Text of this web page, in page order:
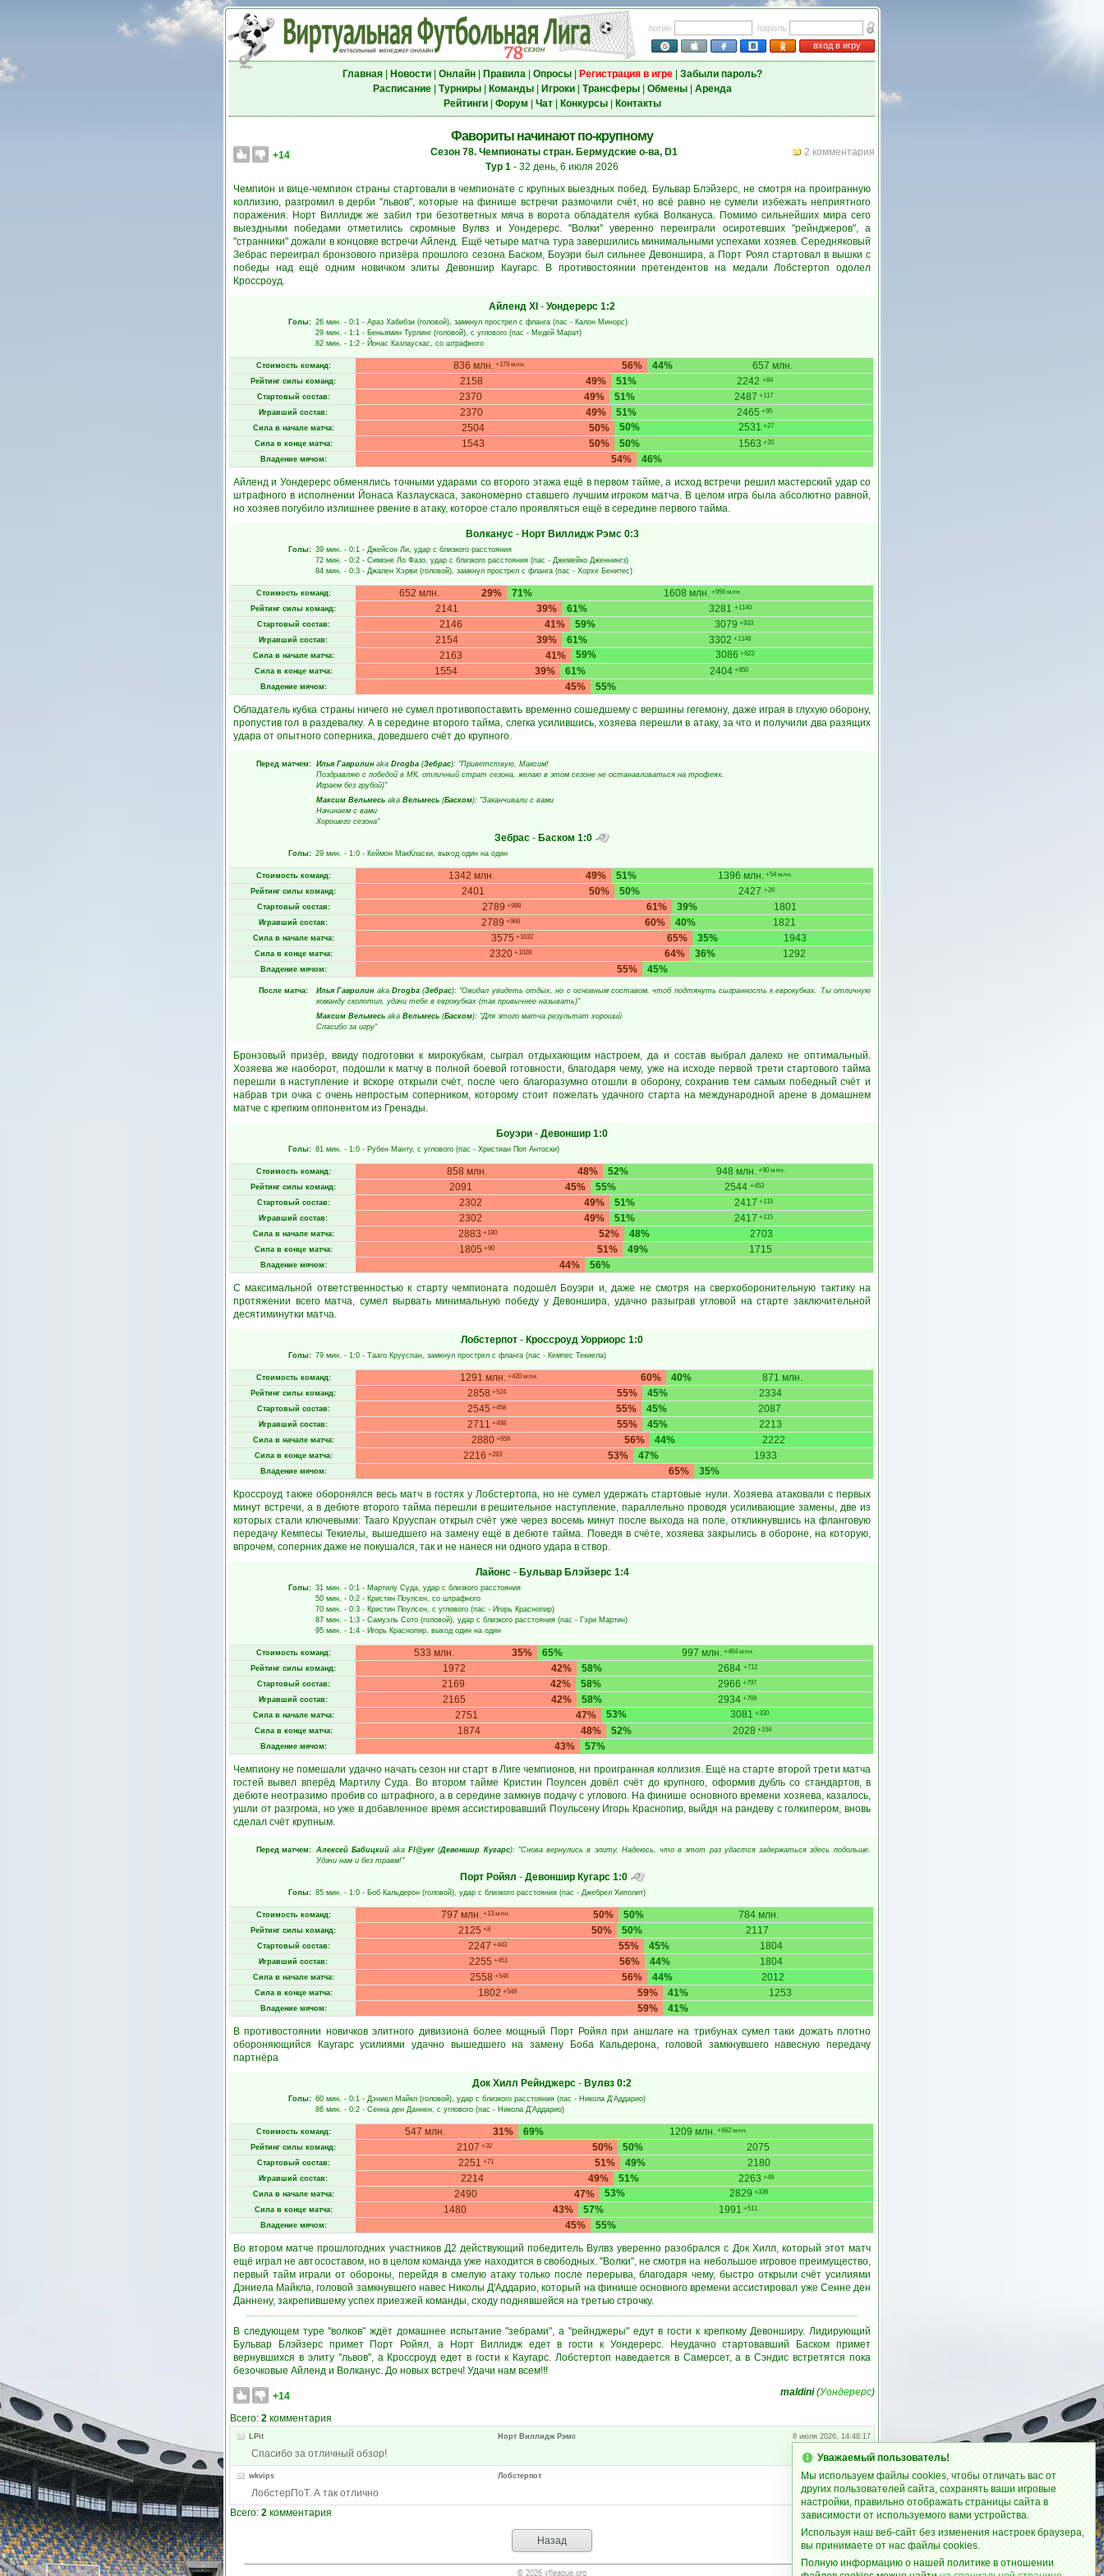
логин
пароль
вход в игру
Главная| Новости| Онлайн| Правила| Опросы| Регистрация в игре| Забыли пароль?
Расписание| Турниры| Команды| Игроки| Трансферы| Обмены| Аренда
Рейтинги| Форум Чат| Конкурсы| Контакты
Фавориты начинают по-крупному
+14 2 комментария
Сезон 78. Чемпионаты стран. Бермудские о-ва, D1
Тур 1 - 32 день, 6 июля 2026
Чемпион и вице-чемпион страны стартовали в чемпионате с крупных выездных побед. Бульвар Блэйзерс, не смотря на проигранную
коллизию, разгромил в дерби "львов", которые на финише встречи размочили счёт, но всё равно не сумели избежать неприятного
поражения. Норт Виллидж же забил три безответных мяча в ворота обладателя кубка Волкануса. Помимо сильнейших мира сего
выездными победами отметились скромные Вулвз и Уондерерс. "Волки" уверенно переиграли осиротевших "рейнджеров", а
"странники" дожали в концовке встречи Айленд. Ещё четыре матча тура завершились минимальными успехами хозяев. Середняковый
Зебрас переиграл бронзового призёра прошлого сезона Баском, Боуэри был сильнее Девоншира, а Порт Роял стартовал в вышки с
победы над ещё одним новичком элиты Девоншир Каугарс. В противостоянии претендентов на медали Лобстертоп одолел
Кроссроуд.
Айленд ХІ - Уондерерс 1:2
Голы: 26 мин. - 0:1 - Араз Хабибзи (головой), замкнул прострел с фланга (пас - Калон Минорс)
29 мин. - 1:1 - Беньямин Турлинг (головой), с углового (пас - Медей Марат)
82 мин. - 1:2 - Йонас Казлаускас, со штрафного
Стоимость команд: 56%
836 млн. +179 млн. 44% 657 млн.
Рейтинг силы команд: 49%
2158 51% 2242 +84
Стартовый состав: 49%
2370 51% 2487 +117
Игравший состав: 49%
2370 51% 2465 +95
Сила в начале матча: 50%
2504 50% 2531 +27
Сила в конце матча: 50%
1543 50% 1563 +20
Владение мячом: 54%
46%
Айленд и Уондерерс обменялись точными ударами со второго этажа ещё в первом тайме, а исход встречи решил мастерский удар со
штрафного в исполнении Йонаса Казлаускаса, закономерно ставшего лучшим игроком матча. В целом игра была абсолютно равной,
но хозяев погубило излишнее рвение в атаку, которое стало проявляться ещё в середине первого тайма.
Волканус- Норт Виллидж Рэмс 0:3
Голы: 39 мин. - 0:1 - Джейсон Ли, удар с близкого расстояния
72 мин. - 0:2 - Симоне Ло Фазо, удар с близкого расстояния (пас - Джемейко Дженнингз)
84 мин. - 0:3 - Джален Хэрви (головой), замкнул прострел с фланга (пас - Хорхе Бенитес)
Стоимость команд: 29%
652 млн. 71% 1608 млн. +956 млн.
Рейтинг силы команд: 39%
2141 61% 3281 +1140
Стартовый состав: 41%
2146 59% 3079 +933
Игравший состав: 39%
2154 61% 3302 +1148
Сила в начале матча: 41%
2163 59% 3086 +923
Сила в конце матча: 39%
1554 61% 2404 +850
Владение мячом: 45%
55%
Обладатель кубка страны ничего не сумел противопоставить временно сошедшему с вершины гегемону, даже играя в глухую оборону,
пропустив гол в раздевалку. А в середине второго тайма, слегка усилившись, хозяева перешли в атаку, за что и получили два разящих
удара от опытного соперника, доведшего счёт до крупного.
Перед матчем: Илья Гаврилин aka Drogba (Зебрас): "Приветствую, Максим!
Поздравляю с победой в МК, отличный страт сезона, желаю в этом сезоне не останавливаться на трофеях.
Играем без грубой)"
Максим Вельмесь aka Вельмесь (Баском): "Заканчивали с вами
Начинаем с вами
Хорошего сезона"
Зебрас - Баском 1:0
Голы: 29 мин. - 1:0 - Кеймон МакКласки, выход один на один
Стоимость команд: 49%
1342 млн. 51% 1396 млн. +54 млн.
Рейтинг силы команд: 50%
2401 50% 2427 +26
Стартовый состав: 61%
2789 +988 39% 1801
Игравший состав: 60%
2789 +968 40% 1821
Сила в начале матча: 65%
3575 +1632 35% 1943
Сила в конце матча: 64%
2320 +1028 36% 1292
Владение мячом: 55% 45%
После матча: Илья Гаврилин aka Drogba (Зебрас): "Ожидал увидеть отдых, но с основным составом, чтоб подтянуть сыгранность к еврокубках. Ты отличную
команду сколотил, удачи тебе в еврокубках (так привычнее называть)"
Максим Вельмесь aka Вельмесь (Баском): "Для этого матча результат хороший
Спасибо за игру"
Бронзовый призёр, ввиду подготовки к мирокубкам, сыграл отдыхающим настроем, да и состав выбрал далеко не оптимальный.
Хозяева же наоборот, подошли к матчу в полной боевой готовности, благодаря чему, уже на исходе первой трети стартового тайма
перешли в наступление и вскоре открыли счёт, после чего благоразумно отошли в оборону, сохранив тем самым победный счёт и
набрав три очка с очень непростым соперником, которому стоит пожелать удачного старта на международной арене в домашнем
матче с крепким оппонентом из Гренады.
Боуэри - Девоншир 1:0
Голы: 81 мин. - 1:0 - Рубен Манту, с углового (пас - Христиан Поп Антоски)
Стоимость команд: 48%
858 млн. 52% 948 млн. +90 млн.
Рейтинг силы команд: 45%
2091 55% 2544 +453
Стартовый состав: 49%
2302 51% 2417 +115
Игравший состав: 49%
2302 51% 2417 +115
Сила в начале матча: 52%
2883 +180 48% 2703
Сила в конце матча: 51%
1805 +90 49% 1715
Владение мячом: 44%
56%
С максимальной ответственностью к старту чемпионата подошёл Боуэри и, даже не смотря на сверхоборонительную тактику на
протяжении всего матча, сумел вырвать минимальную победу у Девоншира, удачно разыграв угловой на старте заключительной
десятиминутки матча.
Лобстерпот - Кроссроуд Уорриорс 1:0
Голы: 79 мин. - 1:0 - Тааго Крууспан, замкнул прострел с фланга (пас - Кемпес Текиела)
Стоимость команд: 60%
1291 млн. +420 млн. 40% 871 млн.
Рейтинг силы команд: 55%
2858 +524 45% 2334
Стартовый состав: 55%
2545 +458 45% 2087
Игравший состав: 55%
2711 +498 45% 2213
Сила в начале матча: 56%
2880+658 44% 2222
Сила в конце матча: 53%
2216 +283 47% 1933
Владение мячом: 65%
35%
Кроссроуд также оборонялся весь матч в гостях у Лобстертопа, но не сумел удержать стартовые нули. Хозяева атаковали с первых
минут встречи, а в дебюте второго тайма перешли в решительное наступление, параллельно проводя усиливающие замены, две из
которых стали ключевыми: Тааго Крууспан открыл счёт уже через восемь минут после выхода на поле, откликнувшись на фланговую
передачу Кемпесы Текиелы, вышедшего на замену ещё в дебюте тайма. Поведя в счёте, хозяева закрылись в обороне, на которую,
впрочем, соперник даже не покушался, так и не нанеся ни одного удара в створ.
Лайонс- Бульвар Блэйзерс 1:4
Голы: 31 мин. - 0:1 - Мартилу Суда, удар с близкого расстояния
50 мин. - 0:2 - Кристин Поулсен, со штрафного
70 мин. - 0:3 - Кристин Поулсен, с углового (пас - Игорь Краснопир)
87 мин. - 1:3 - Самуэль Сото (головой), удар с близкого расстояния (пас - Гэри Мартин)
95 мин. - 1:4 - Игорь Краснопир, выход один на один
Стоимость команд: 35%
533 млн. 65% 997 млн. +464 млн.
Рейтинг силы команд: 42%
1972 58% 2684 +712
Стартовый состав: 42%
2169 58% 2966 +797
Игравший состав: 42%
2165 58% 2934 +769
Сила в начале матча: 47%
2751 53% 3081 +330
Сила в конце матча: 48%
1874 52% 2028 +154
Владение мячом: 43%
57%
Чемпиону не помешали удачно начать сезон ни старт в Лиге чемпионов, ни проигранная коллизия. Ещё на старте второй трети матча
гостей вывел вперёд Мартилу Суда. Во втором тайме Кристин Поулсен довёл счёт до крупного, оформив дубль со стандартов, в
дебюте неотразимо пробив со штрафного, а в середине замкнув подачу с углового. На финише основного времени хозяева, казалось,
ушли от разгрома, но уже в добавленное время ассистировавший Поульсену Игорь Краснопир, выйдя на рандеву с голкипером, вновь
сделал счёт крупным.
Перед матчем: Алексей Бабицкий aka Fl@yer (Девоншир Кугарс): "Снова вернулись в элиту. Надеюсь, что в этот раз удастся задержаться здесь подольше.
Удачи нам и без травм!"
Порт Ройял - Девоншир Кугарс 1:0
Голы: 85 мин. - 1:0 - Боб Кальдерон (головой), удар с близкого расстояния (пас - Джебрел Хиполит)
Стоимость команд: 50%
797 млн. +13 млн. 50% 784 млн.
Рейтинг силы команд: 50%
2125 +8 50% 2117
Стартовый состав: 55%
2247 +443 45% 1804
Игравший состав: 56%
2255 +451 44% 1804
Сила в начале матча: 56%
2558 +546 44% 2012
Сила в конце матча: 59%
1802 +549 41% 1253
Владение мячом: 59%
41%
В противостоянии новичков элитного дивизиона более мощный Порт Ройял при аншлаге на трибунах сумел таки дожать плотно
обороняющийся Каугарс усилиями удачно вышедшего на замену Боба Кальдерона, головой замкнувшего навесную передачу
партнёра
Док Хилл Рейнджерс - Вулвз 0:2
Голы: 60 мин. - 0:1 - Дэниел Майкл (головой), удар с близкого расстояния (пас - Никола Д'Аддарио)
86 мин. - 0:2 - Сенна ден Даннен, с углового (пас - Никола Д'Аддарио)
Стоимость команд: 31%
547 млн. 69% 1209 млн. +662 млн.
Рейтинг силы команд: 50%
2107 +32 50% 2075
Стартовый состав: 51%
2251 +71 49% 2180
Игравший состав: 49%
2214 51% 2263 +49
Сила в начале матча: 47%
2490 53% 2829 +339
Сила в конце матча: 43%
1480 57% 1991 +511
Владение мячом: 45%
55%
Во втором матче прошлогодних участников Д2 действующий победитель Вулвз уверенно разобрался с Док Хилл, который этот матч
ещё играл не автосоставом, но в целом команда уже находится в свободных. "Волки", не смотря на небольшое игровое преимущество,
первый тайм играли от обороны, перейдя в смелую атаку только после перерыва, благодаря чему, быстро открыли счёт усилиями
Дэниела Майкла, головой замкнувшего навес Николы Д'Аддарио, который на финише основного времени ассистировал уже Сенне ден
Даннену, закрепившему успех приезжей команды, сходу поднявшейся на третью строчку.
В следующем туре "волков" ждёт домашнее испытание "зебрами", а "рейнджеры" едут в гости к крепкому Девонширу. Лидирующий
Бульвар Блэйзерс примет Порт Ройял, а Норт Виллидж едет в гости к Уондерерс. Неудачно стартовавший Баском примет
вернувшихся в элиту "львов", а Кроссроуд едет в гости к Каугарс. Лобстертоп наведается в Самерсет, а в Сэндис встретятся пока
безочковые Айленд и Волканус. До новых встреч! Удачи нам всем!!!
+14 maldini(Уондерерс)
Всего: 2 комментария
LPit Норт Виллидж Рэмс 8 июля 2026, 14:48:17
Спасибо за отличный обзор!
wkvips Лобстерпот 8 июля 2026, 22:12:51
ЛобстерПоТ. А так отлично
Всего: 2 комментария
Назад
© 2026 vfleague.org
Уважаемый пользователь!
Мы используем файлы cookies, чтобы отличать вас от
других пользователей сайта, сохранять ваши игровые
настройки, правильно отображать страницы сайта в
зависимости от используемого вами устройства.
Используя наш веб-сайт без изменения настроек браузера,
вы принимаете от нас файлы cookies.
Полную информацию о нашей политике в отношении